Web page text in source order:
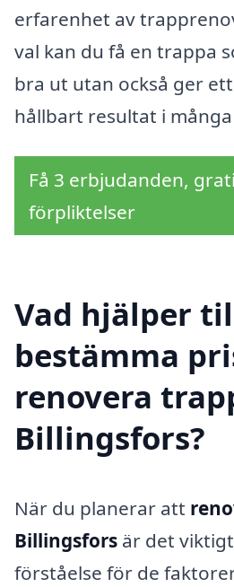
erfarenhet av
val kan du få en trappa
bra ut utan också ger
hållbart resultat i
Få 3 erbjudanden,
förpliktelser
Vad hjälper
bestämma
renovera
Billingsfors?
När du planerar att
Billingsfors är det
förståelse för de